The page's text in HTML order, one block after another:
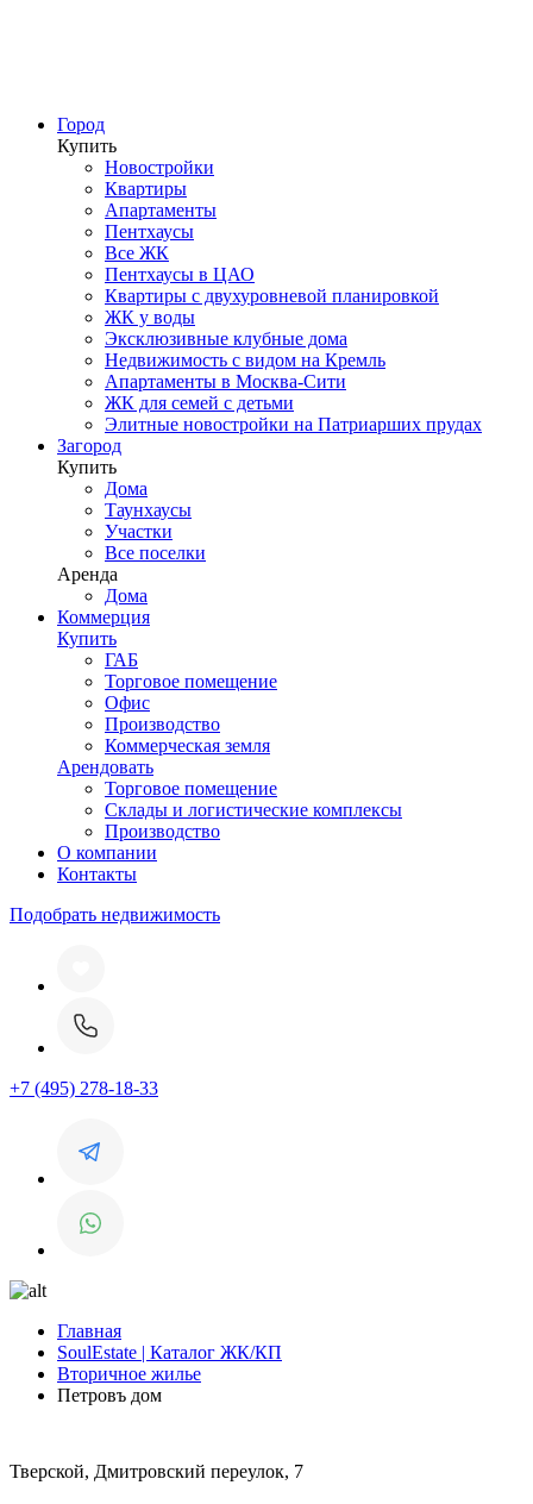
Город
Купить
Новостройки
Квартиры
Апартаменты
Пентхаусы
Все ЖК
Пентхаусы в ЦАО
Квартиры с двухуровневой планировкой
ЖК у воды
Эксклюзивные клубные дома
Недвижимость с видом на Кремль
Апартаменты в Москва-Сити
ЖК для семей с детьми
Элитные новостройки на Патриарших прудах
Загород
Купить
Дома
Таунхаусы
Участки
Все поселки
Аренда
Дома
Коммерция
Купить
ГАБ
Торговое помещение
Офис
Производство
Коммерческая земля
Арендовать
Торговое помещение
Склады и логистические комплексы
Производство
О компании
Контакты
Подобрать недвижимость
+7 (495) 278-18-33
Главная
SoulEstate | Каталог ЖК/КП
Вторичное жилье
Петровъ дом
Тверской, Дмитровский переулок, 7